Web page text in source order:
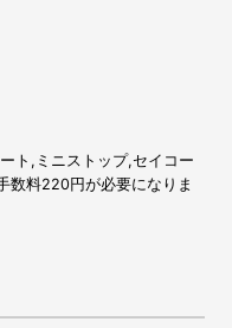
ト,ミニストップ,セイコー
数料220円が必要になりま